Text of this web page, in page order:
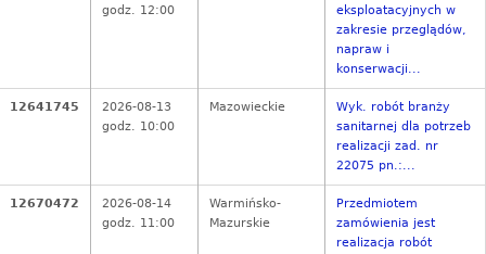
godz. 12:00
eksploatacyjnych w
zakresie przeglądów,
napraw i
konserwacji...
12641745
2026-08-13
godz. 10:00
Mazowieckie
Wyk. robót branży
sanitarnej dla potrzeb
realizacji zad. nr
22075 pn.:...
12670472
2026-08-14
godz. 11:00
Warmińsko-
Mazurskie
Przedmiotem
zamówienia jest
realizacja robót